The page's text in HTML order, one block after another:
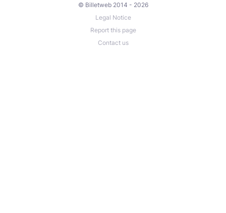
© Billetweb 2014 - 2026
Legal Notice
Report this page
Contact us